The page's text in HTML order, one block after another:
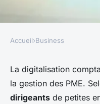
Choisir
comptabilité
Accueil›Business
La digitalisation
la gestion des PME.
dirigeants de petites